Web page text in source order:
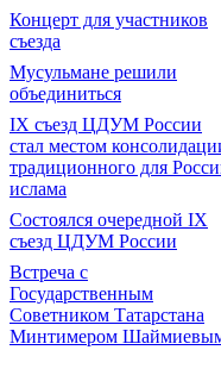
Концерт для участников
съезда
Мусульмане решили
объединиться
IX съезд ЦДУМ России
стал местом
традиционного для
ислама
Состоялся очередной IX
съезд ЦДУМ России
Встреча с
Государственным
Советником Татарстана
Минтимером